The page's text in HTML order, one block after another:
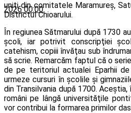
2026 00:00
uniţi din comitatele Maramureş,
Districtul Chioarului.
În regiunea Sătmarului după 1730
şcoli, iar potrivit conscripţiei
catehism, copiii învăţau sub
să scrie. Remarcăm faptul că o
de pe teritoriul actualei Eparhii
urmeze cursuri în şcolile şi
din Transilvania după 1700.
români pe lângă universităţile
vor contribui la formarea primilor